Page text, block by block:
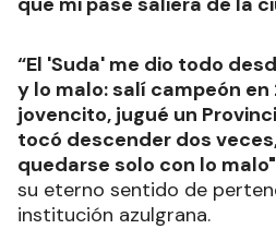
“El 'Suda' me dio todo
y lo malo: salí campeón
jovencito, jugué un
tocó descender dos
quedarse solo con lo malo"
su eterno sentido de
institución azulgrana.